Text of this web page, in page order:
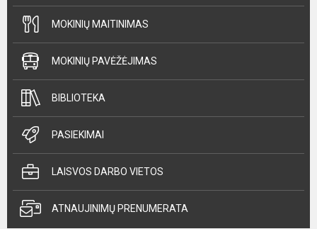
MOKINIŲ MAITINIMAS
MOKINIŲ PAVĖŽĖJIMAS
BIBLIOTEKA
PASIEKIMAI
LAISVOS DARBO VIETOS
ATNAUJINIMŲ PRENUMERATA